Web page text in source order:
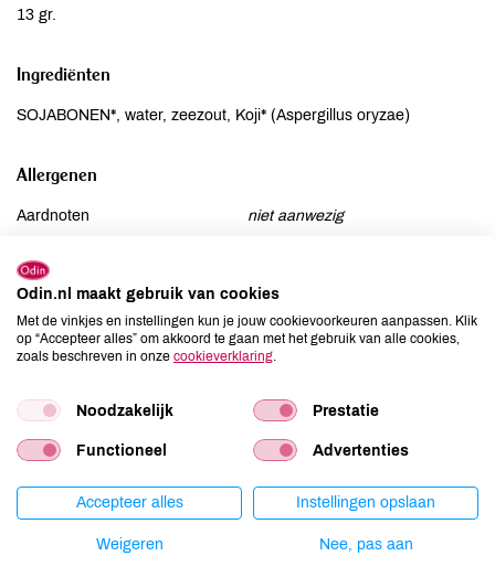
13 gr.
Ingrediënten
SOJABONEN*, water, zeezout, Koji* (Aspergillus oryzae)
Allergenen
Aardnoten
niet aanwezig
Gluten
Lupine
niet aanwezig
Mosterd
niet aanwezig
Schaaldieren
niet aanwezig
Selderij
niet aanwezig
aanwezig
niet aanwezig
Odin.nl maakt gebruik van cookies
Met de vinkjes en instellingen kun je jouw cookievoorkeuren aanpassen. Klik
op “Accepteer alles” om akkoord te gaan met het gebruik van alle cookies,
zoals beschreven in onze cookieverklaring.
Noodzakelijk Prestatie
Functioneel Advertenties
Accepteer alles Instellingen opslaan
Weigeren Nee, pas aan